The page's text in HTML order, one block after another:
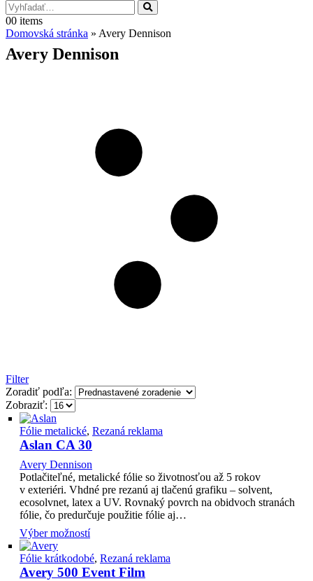
00 items
Domovská stránka » Avery Dennison
Avery Dennison
Filter
Zoradiť podľa:
Zobraziť:
Fólie metalické, Rezaná reklama
Aslan CA 30
Avery Dennison
Potlačiteľné, metalické fólie so životnosťou až 5 rokov
v exteriéri. Vhdné pre rezanú aj tlačenú grafiku – solvent,
ecosolvnet, latex a UV. Rovnaký povrch na obidvoch stranách
fólie, čo predurčuje použitie fólie aj…
Výber možností
Fólie krátkodobé, Rezaná reklama
Avery 500 Event Film